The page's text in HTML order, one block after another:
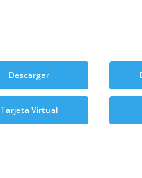
Descargar
Tarjeta Virtual